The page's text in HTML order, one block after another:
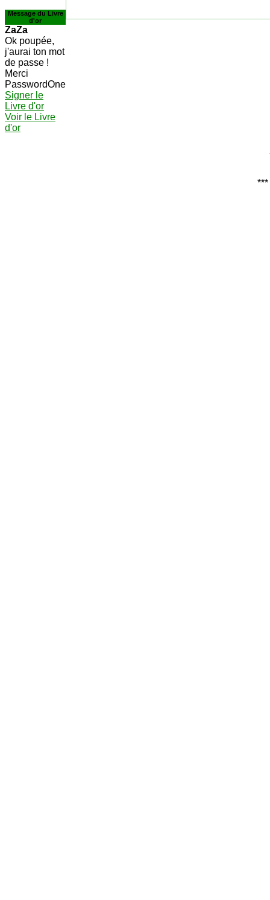
Message du Livre
d'or
ZaZa
Ok poupée,
j'aurai ton mot
de passe !
Merci
PasswordOne
Signer le
Livre d'or
Voir le Livre
d'or